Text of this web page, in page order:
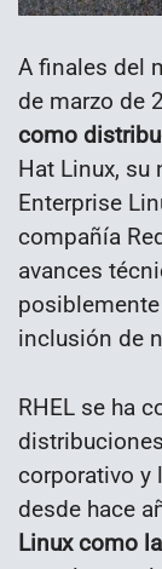
A finales del
de marzo de
como
Hat Linux, su
Enterprise
compañía
avances
inclusión de
RHEL se ha
corporativo y
desde hace
Linux como